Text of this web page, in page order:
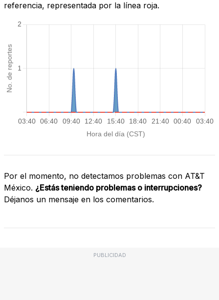
referencia, representada por la línea roja.
Por el momento, no detectamos problemas con AT&T
México. ¿Estás teniendo problemas o interrupciones?
Déjanos un mensaje en los comentarios.
PUBLICIDAD